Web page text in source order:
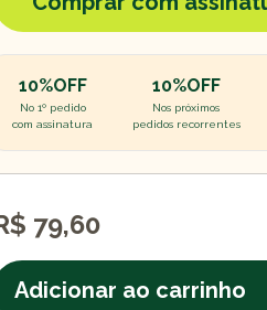
79,60
Adicionar ao carrinho
10%OFF
No 1º pedido
com assinatura
10%OFF
Nos próximos
pedidos recorrentes